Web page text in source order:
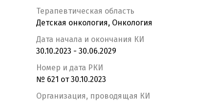
Терапевтическая область
Детская онкология, Онкология
Дата начала и окончания КИ
30.10.2023 - 30.06.2029
Номер и дата РКИ
№ 621 от 30.10.2023
Организация, проводящая КИ